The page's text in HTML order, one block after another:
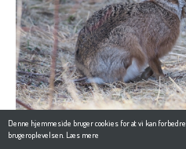
Denne hjemmeside bruger cookies for at vi kan forbedre
brugeroplevelsen. Læs mere